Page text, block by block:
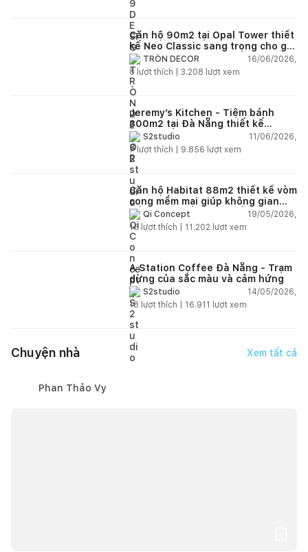
Căn hộ 90m2 tại Opal Tower thiết
kế Neo Classic sang trọng cho gia
đình trẻ
TRÒN DECOR
16/06/2026,
8 lượt thích | 3.208 lượt xem
Jeremy’s Kitchen - Tiệm bánh
300m2 tại Đà Nẵng thiết kế
phong cách công nghiệp hiện đại
ngập tràn ánh sáng tự nhiên
S2studio
11/06/2026,
7lượt thích | 9.856 lượt xem
Căn hộ Habitat 88m2 thiết kế vòm
cong mềm mại giúp không gian
sống hiện đại trở nên ấm áp hơn
Qi Concept
19/05/2026,
15 lượt thích | 11.202 lượt xem
A Station Coffee Đà Nẵng - Trạm
dừng của sắc màu và cảm hứng
S2studio
14/05/2026,
18 lượt thích | 16.911 lượt xem
Chuyện nhà Xem tất cả
Phan Thảo Vy